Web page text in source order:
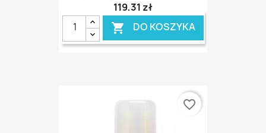
119,31 zł
 DO KOSZYKA
favorite_border